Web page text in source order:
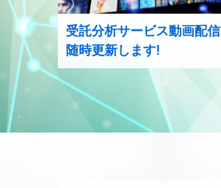
受託分析サービス動画配信
随時更新します!